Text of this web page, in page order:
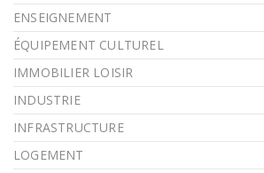
ENSEIGNEMENT
ÉQUIPEMENT CULTUREL
IMMOBILIER LOISIR
INDUSTRIE
INFRASTRUCTURE
LOGEMENT